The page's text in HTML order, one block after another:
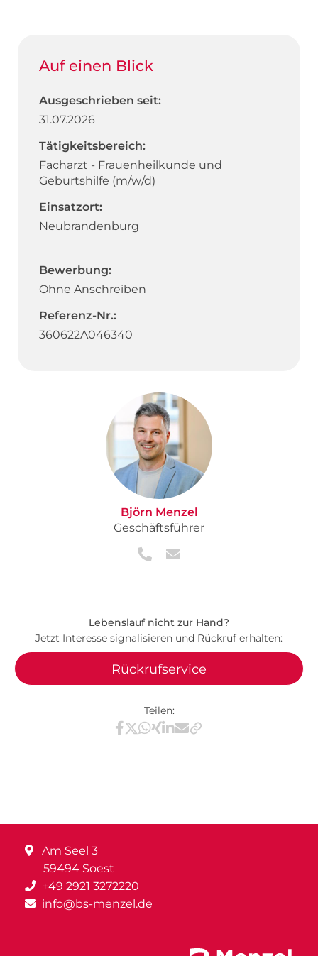
Auf einen Blick
Ausgeschrieben seit:
31.07.2026
Tätigkeitsbereich:
Facharzt - Frauenheilkunde und
Geburtshilfe (m/w/d)
Einsatzort:
Neubrandenburg
Bewerbung:
Ohne Anschreiben
Referenz-Nr.:
360622A046340
Björn Menzel
Geschäftsführer
Lebenslauf nicht zur Hand?
Jetzt Interesse signalisieren und Rückruf erhalten:
Rückrufservice
Teilen:
Teilen via Facebook
Teilen via X / Twitter
Teilen via WhatsApp
Teilen via Xing
Teilen via LinkedIn
Teilen via E-Mail
Am Seel 3
59494 Soest
+49 2921 3272220
info@bs-menzel.de